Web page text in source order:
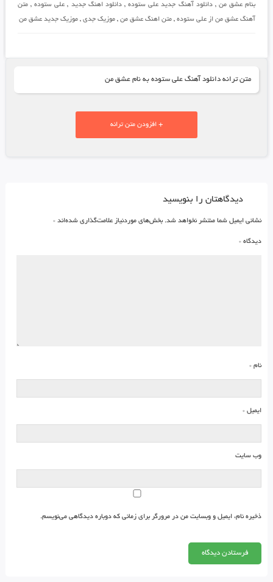
بنام عشق من ,دانلود آهنگ جدید علی ستوده,دانلود اهنگ جدید , علی ستوده,متن
آهنگ عشق من از علی ستوده, متن اهنگ عشق من, موزیک جدی, موزیک جدید عشق من
متن ترانه دانلود آهنگ علی ستوده به نام عشق من
+ افزودن متن ترانه
دیدگاهتان را بنویسید
نشانی ایمیل شما منتشر نخواهد شد. بخش‌های موردنیاز علامت‌گذاری شده‌اند *
دیدگاه *
نام *
ایمیل *
وب‌ سایت
ذخیره نام، ایمیل و وبسایت من در مرورگر برای زمانی که دوباره دیدگاهی می‌نویسم.